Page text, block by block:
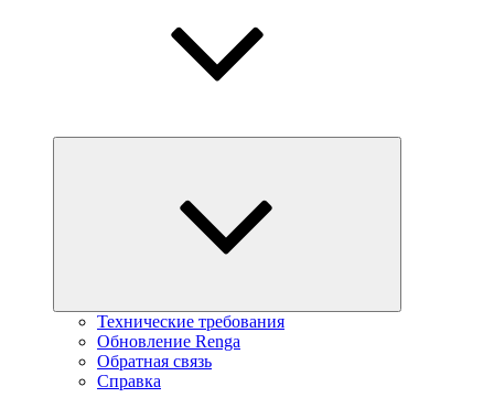
Технические требования
Обновление Renga
Обратная связь
Справка